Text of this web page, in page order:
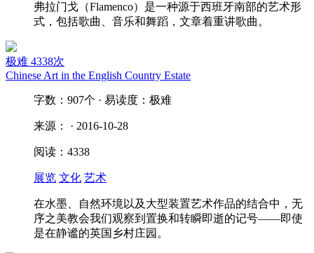
弗拉门戈（Flamenco）是一种源于西班牙南部的艺术形
式，包括歌曲、音乐和舞蹈，文章着重讲歌曲。
极难 4338次
Chinese Art in the English Country Estate
字数：907个 · 易读度：极难
来源： · 2016-10-28
阅读：4338
展览 文化 艺术
在水墨、自然环境以及大型装置艺术作品的结合中，无
序之美教会我们观察到置换和转瞬即逝的记号——即使
是在静谧的英国乡村庄园。